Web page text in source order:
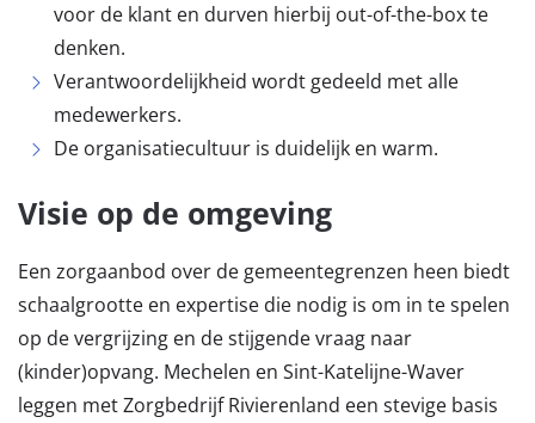
voor de klant en durven hierbij out-of-the-box te
denken.
Verantwoordelijkheid wordt gedeeld met alle
medewerkers.
De organisatiecultuur is duidelijk en warm.
Visie op de omgeving
Een zorgaanbod over de gemeentegrenzen heen biedt
schaalgrootte en expertise die nodig is om in te spelen
op de vergrijzing en de stijgende vraag naar
(kinder)opvang. Mechelen en Sint-Katelijne-Waver
leggen met Zorgbedrijf Rivierenland een stevige basis